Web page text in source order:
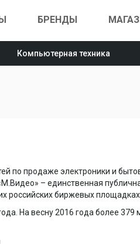
БРЕНДЫ
Компьютерная техника
по продаже электроники и
– единственная
российских биржевых
На весну 2016 года более 379